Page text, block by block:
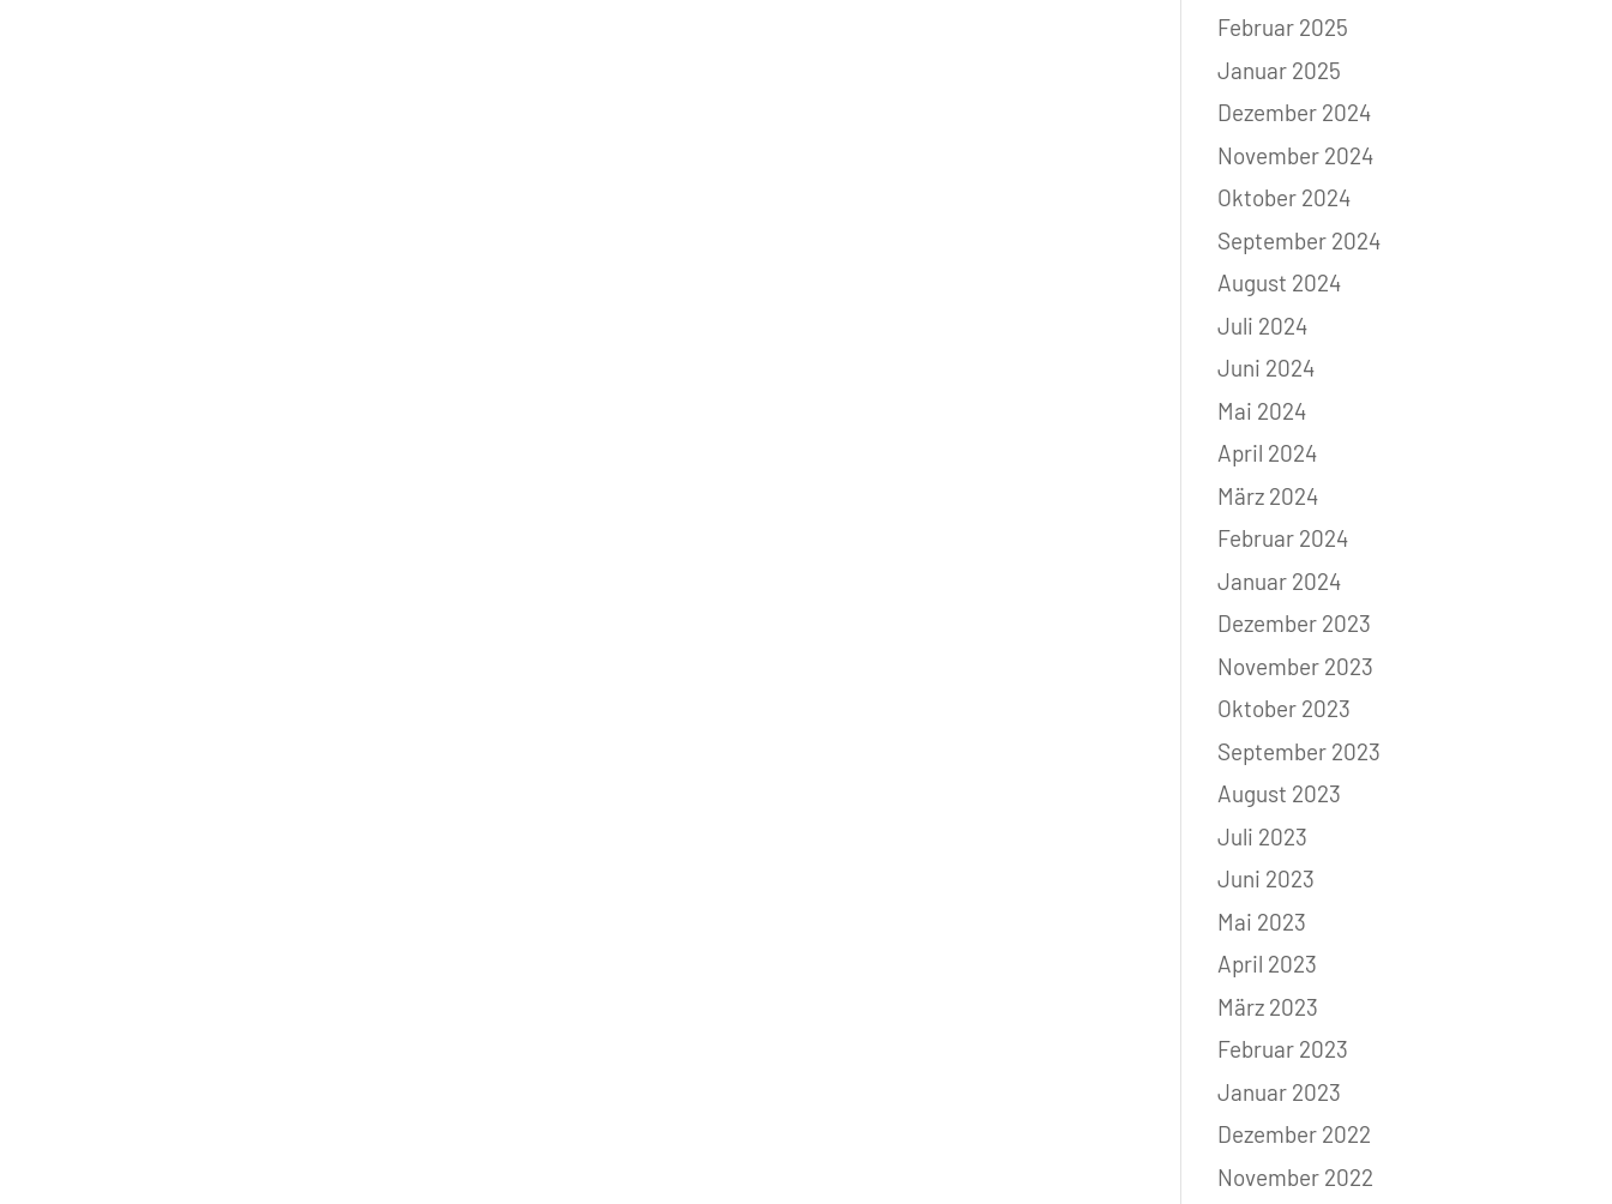
Februar 2025
Januar 2025
Dezember 2024
November 2024
Oktober 2024
September 2024
August 2024
Juli 2024
Juni 2024
Mai 2024
April 2024
März 2024
Februar 2024
Januar 2024
Dezember 2023
November 2023
Oktober 2023
September 2023
August 2023
Juli 2023
Juni 2023
Mai 2023
April 2023
März 2023
Februar 2023
Januar 2023
Dezember 2022
November 2022